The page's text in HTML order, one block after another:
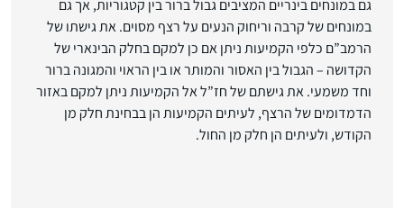
גם במונחים בינריים המציבים גבול ברור בין קטגוריות, אך גם
במונחים של קרבה וריחוק הנעים על רצף מסוים. את גישתו של
הרמב”ם כלפי הקמיעות ניתן אם כן למקם בחלק הבינארי של
הקדושה – הגבול בין האסור והמותר או בין הראוי והמגונה ברור
וחד משמעי. את גישתם של חז”ל אל הקמיעות ניתן למקם באזור
הדמדומים של הרצף, לעיתים הקמיעות הן בבחינת חלק מן
הקודש, ולעיתים הן חלק מן החול.